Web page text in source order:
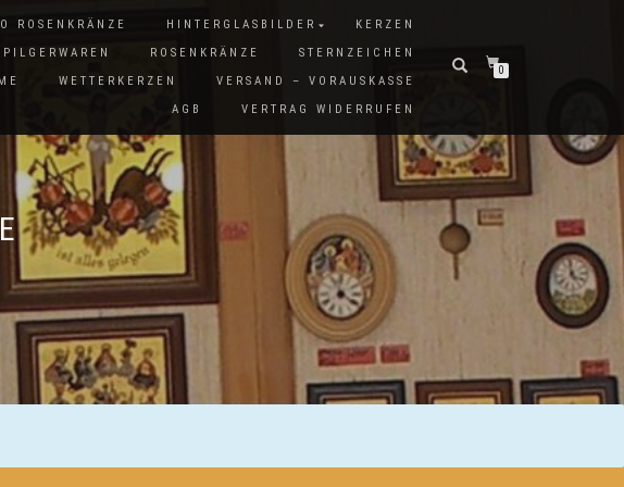
ROSENKRÄNZE HINTERGLASBILDER
KERZEN
PILGERWAREN ROSENKRÄNZE
STERNZEICHEN
WETTERKERZEN
VERSAND – VORAUSKASSE
AGB
VERTRAG WIDERRUFEN
0